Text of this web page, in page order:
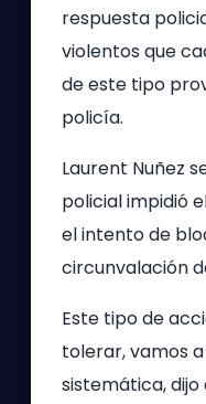
respuesta
violentos que
de este tipo
policía.
Laurent Nuñez
policial impidió
el intento de
circunvalación
Este tipo de
tolerar, vamos
sistemática, dijo